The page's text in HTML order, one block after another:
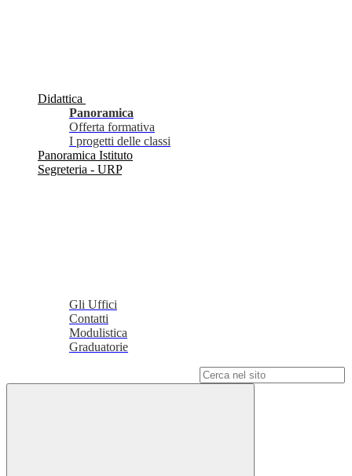
Didattica
Panoramica
Offerta formativa
I progetti delle classi
Panoramica Istituto
Segreteria - URP
Gli Uffici
Contatti
Modulistica
Graduatorie